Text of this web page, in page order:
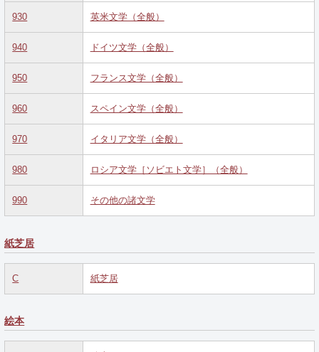
930 英米文学（全般）
940 ドイツ文学（全般）
950 フランス文学（全般）
960 スペイン文学（全般）
970 イタリア文学（全般）
980 ロシア文学［ソビエト文学］（全般）
990 その他の諸文学
紙芝居
C 紙芝居
絵本